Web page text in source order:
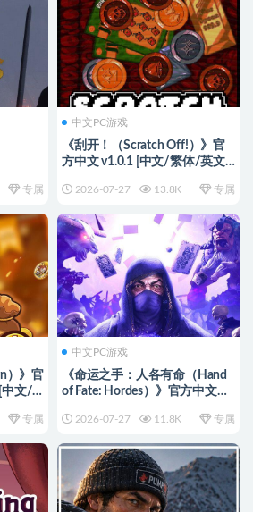
专属
中文PC游戏
《刮开！（Scratch Off!）》官
方中文 v1.0.1 [中文/繁体/英文/
2026-07-27 13.8K 专属
）》官
中文/
专属
中文PC游戏
《命运之手：人各有命（Hand
of Fate: Hordes）》官方中文
2026-07-27 11.8K 专属